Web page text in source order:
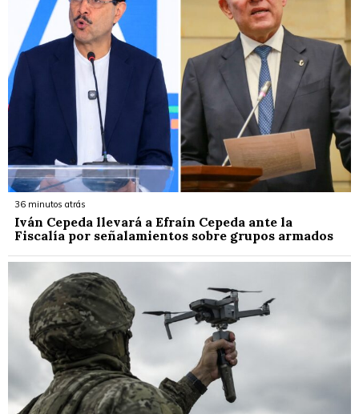
36 minutos atrás
Iván Cepeda llevará a Efraín Cepeda ante la
Fiscalía por señalamientos sobre grupos armados